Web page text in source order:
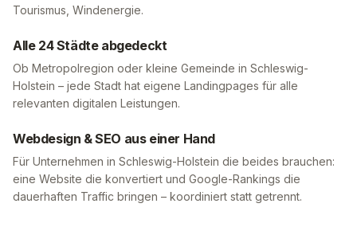
Tourismus, Windenergie.
Alle 24Städte abgedeckt
Ob Metropolregion oder kleine Gemeinde in Schleswig-
Holstein – jede Stadt hat eigene Landingpages für alle
relevanten digitalen Leistungen.
Webdesign & SEO aus einer Hand
Für Unternehmen in Schleswig-Holstein die beides brauchen:
eine Website die konvertiert und Google-Rankings die
dauerhaften Traffic bringen – koordiniert statt getrennt.